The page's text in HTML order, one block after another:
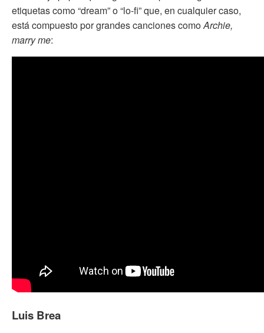
etiquetas como “dream” o “lo-fi” que, en cualquier caso,
está compuesto por grandes canciones comoArchie,
marry me:
Luis Brea